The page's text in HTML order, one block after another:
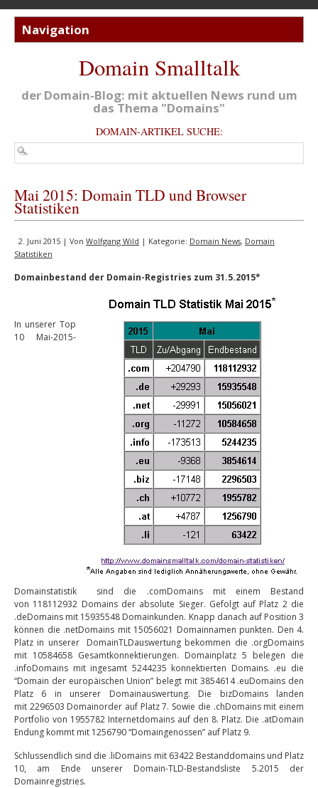
Domain Smalltalk
der Domain-Blog: mit aktuellen News rund um
das Thema "Domains"
DOMAIN-ARTIKEL SUCHE:
Mai 2015: Domain TLD und Browser
Statistiken
2. Juni 2015 | Von Wolfgang Wild | Kategorie: Domain News, Domain
Statistiken
Domainbestand der Domain-Registries zum 31.5.2015*
In unserer Top
10 Mai-2015-
Domainstatistik sind die .comDomains mit einem Bestand
von 118112932 Domains der absolute Sieger. Gefolgt auf Platz 2 die
.deDomains mit 15935548 Domainkunden. Knapp danach auf Position 3
können die .netDomains mit 15056021 Domainnamen punkten. Den 4.
Platz in unserer DomainTLDauswertung bekommen die .orgDomains
mit 10584658 Gesamtkonnektierungen. Domainplatz 5 belegen die
.infoDomains mit ingesamt 5244235 konnektierten Domains. .eu die
“Domain der europäischen Union” belegt mit 3854614 .euDomains den
Platz 6 in unserer Domainauswertung. Die bizDomains landen
mit 2296503 Domainorder auf Platz 7. Sowie die .chDomains mit einem
Portfolio von 1955782 Internetdomains auf den 8. Platz. Die .atDomain
Endung kommt mit 1256790 “Domaingenossen” auf Platz 9.
Schlussendlich sind die .liDomains mit 63422 Bestanddomains und Platz
10, am Ende unserer Domain-TLD-Bestandsliste 5.2015 der
Domainregistries.